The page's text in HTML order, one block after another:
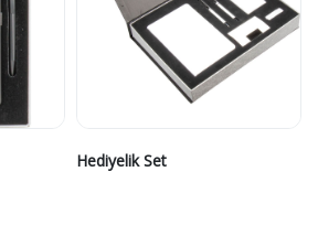
Hediyelik Set